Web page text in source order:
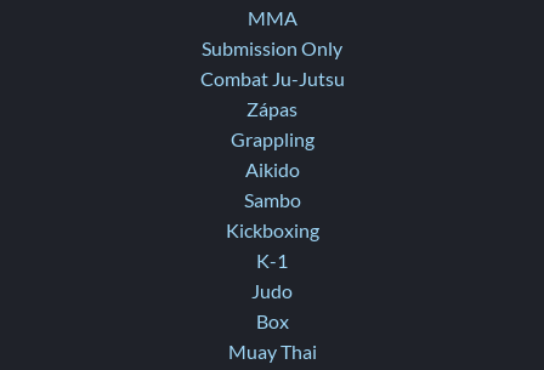
MMA
Submission Only
Combat Ju-Jutsu
Zápas
Grappling
Aikido
Sambo
Kickboxing
K-1
Judo
Box
Muay Thai